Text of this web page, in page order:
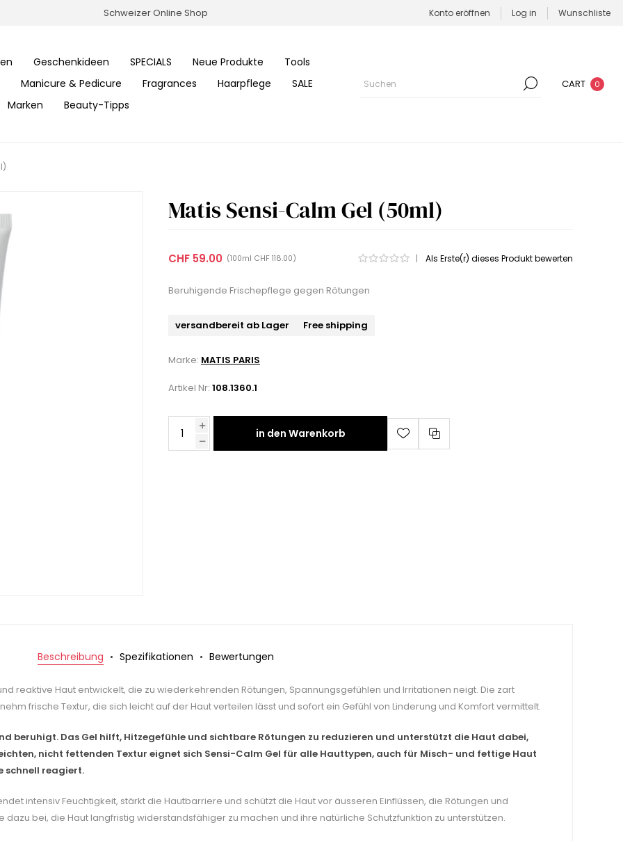
Schweizer Online Shop Konto eröffnen Log in Wunschliste
Geschenkideen SPECIALS Neue Produkte
Tools
Manicure & Pedicure
Fragrances Haarpflege
SALE
Marken
Beauty-Tipps
CART 0
Matis Sensi-Calm Gel (50ml)
CHF 59.00 (100ml CHF 118.00) | Als Erste(r) dieses Produkt bewerten
Beruhigende Frischepflege gegen Rötungen
versandbereit ab Lager Free shipping
Marke: MATIS PARIS
Artikel Nr: 108.1360.1
in den Warenkorb
Beschreibung Spezifikationen Bewertungen
reaktive Haut entwickelt, die zu wiederkehrenden Rötungen, Spannungsgefühlen und Irritationen neigt. Die zart
frische Textur, die sich leicht auf der Haut verteilen lässt und sofort ein Gefühl von Linderung und Komfort vermittelt.
beruhigt. Das Gel hilft, Hitzegefühle und sichtbare Rötungen zu reduzieren und unterstützt die Haut dabei,
nicht fettenden Textur eignet sich Sensi-Calm Gel für alle Hauttypen, auch für Misch- und fettige Haut
schnell reagiert.
intensiv Feuchtigkeit, stärkt die Hautbarriere und schützt die Haut vor äusseren Einflüssen, die Rötungen und
bei, die Haut langfristig widerstandsfähiger zu machen und ihre natürliche Schutzfunktion zu unterstützen.